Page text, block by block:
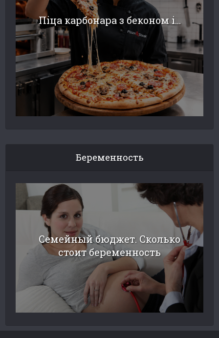
Піца карбонара з беконом і...
Беременность
Семейный бюджет. Сколько
стоит беременность